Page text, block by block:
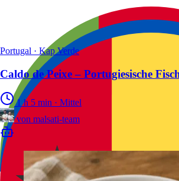
Portugal · Kap Verde
Caldo de Peixe – Portugiesische
1 h 5 min · Mittel
von malsati-team